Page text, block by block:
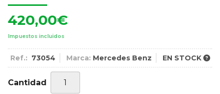
420,00€
Impuestos incluidos
Ref.: 73054 Marca: Mercedes Benz EN STOCK
Cantidad